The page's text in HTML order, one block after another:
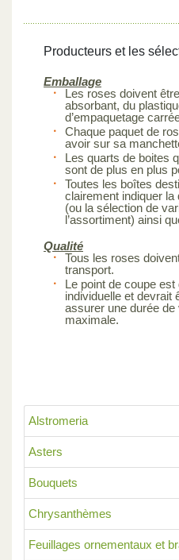
Alstromeria
Asters
Bouquets
Chrysanthèmes
Feuillages ornementaux et
Producteurs et les
Emballage
Les roses doivent
absorbant, du
d’empaquetage
Chaque paquet de
avoir sur sa
Les quarts de boites
sont de plus en plus
Toutes les boîtes
clairement indiquer la
(ou la sélection de
l’assortiment) ainsi
Qualité
Tous les roses
transport.
Le point de coupe
individuelle et devrait
assurer une durée
maximale.